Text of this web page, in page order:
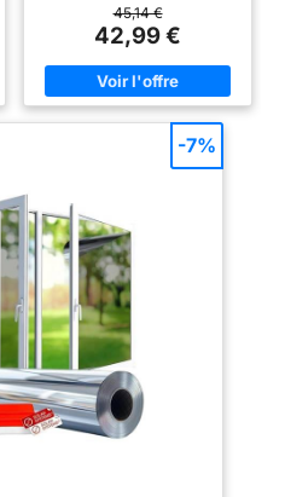
pour un montage
mural rapide et facile,
de sorte que vous
pouvez afficher votre
maillot en un rien de
fabriqué à partir de
bois MDF et doté
d'une couverture
acrylique résistante
aux UV, notre cadre
est construit pour
durer.
lumière plus intense produira un
effet de miroir. L'autre côté, il
sera transparent, cela vous
permet de voir à l'extérieur sans
être vu Anti UV : Le film miroir
pour fenetre bloque jusqu'à
90% des rayons UV et 89% des
rayons infrarouges, protégeant
votre peau du soleil et réduisant
la décoloration des meubles;
espace intérieur plus sûr et plus
confortable en été Réduire la
Chaleur : Le film fenetre anti
regard miroir peut bloquer
efficacement la plupart de la
lumière du soleil, réduisant
ainsi la chaleur de l'été. Petite
perte de luminosité mais
différence de température
nettement perceptible Facile à
Poser : L'installation de ce film
miroir ne nécessite qu'une
grande quantité d'eau pour
45,14 €
42,99 €
-7%